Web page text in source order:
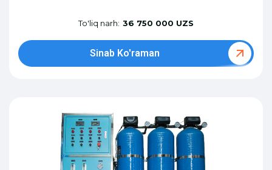
To'liq narh: 36 750 000 UZS
Sinab Ko'raman